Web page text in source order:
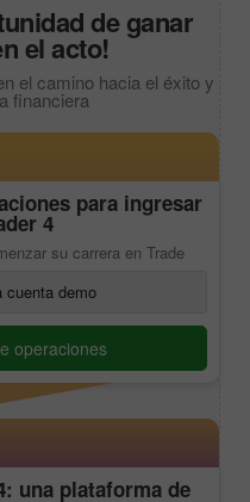
de ganar
el acto!
el camino hacia el éxito y
financiera
para ingresar
4
su carrera en Trade
cuenta demo
operaciones
: una plataforma de